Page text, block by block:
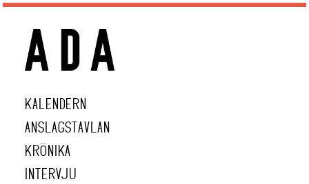
KALENDERN
ANSLAGSTAVLAN
KRÖNIKA
INTERVJU